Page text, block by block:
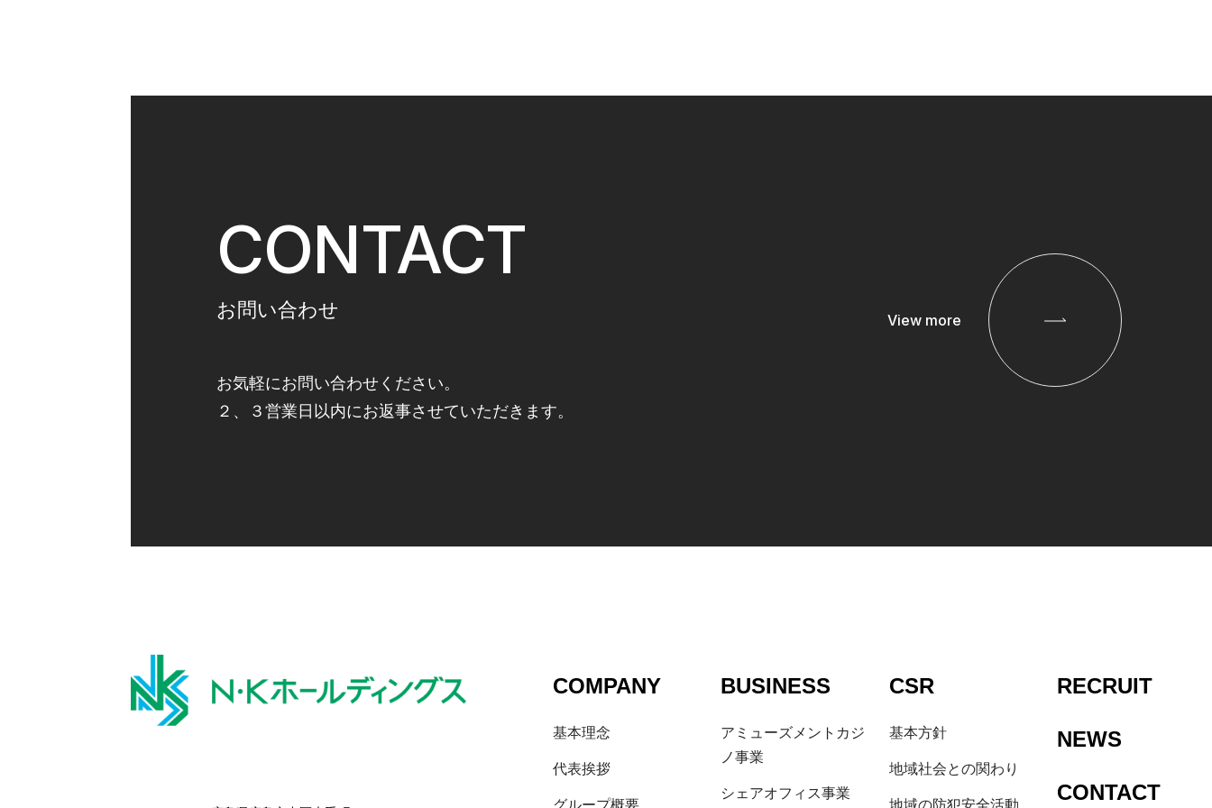
CONTACT
お問い合わせ
お気軽にお問い合わせください。
２、３営業日以内にお返事させていただきます。
View more
COMPANY
基本理念
代表挨拶
グループ概要
BUSINESS
アミューズメントカジ
ノ事業
シェアオフィス事業
CSR
基本方針
地域社会との関わり
地域の防犯安全活動
RECRUIT
NEWS
CONTACT